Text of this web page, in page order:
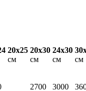
20х25
см
20х30
см
24х30
см
см
2700 3000